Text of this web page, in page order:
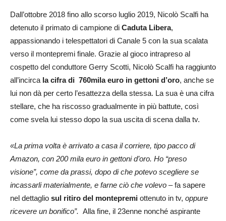
Dall’ottobre 2018 fino allo scorso luglio 2019, Nicolò Scalfi ha
detenuto il primato di campione di Caduta Libera,
appassionando i telespettatori di Canale 5 con la sua scalata
verso il montepremi finale. Grazie al gioco intrapreso al
cospetto del conduttore Gerry Scotti, Nicolò Scalfi ha raggiunto
all’incirca la cifra di 760mila euro in gettoni d’oro, anche se
lui non dà per certo l’esattezza della stessa. La sua è una cifra
stellare, che ha riscosso gradualmente in più battute, così
come svela lui stesso dopo la sua uscita di scena dalla tv.
«La prima volta è arrivato a casa il corriere, tipo pacco di
Amazon, con 200 mila euro in gettoni d’oro. Ho “preso
visione”, come da prassi, dopo di che potevo scegliere se
incassarli materialmente, e farne ciò che volevo – fa sapere
nel dettaglio sul ritiro del montepremi ottenuto in tv, oppure
ricevere un bonifico”. Alla fine, il 23enne nonché aspirante